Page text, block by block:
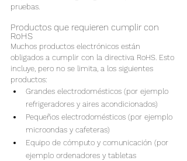
pruebas.
Productos que requieren cumplir con
RoHS
Muchos productos electrónicos están
obligados a cumplir con la directiva RoHS. Esto
incluye, pero no se limita, a los siguientes
productos:
Grandes electrodomésticos (por ejemplo
refrigeradores y aires acondicionados)
Pequeños electrodomésticos (por ejemplo
microondas y cafeteras)
Equipo de cómputo y comunicación (por
ejemplo ordenadores y tabletas